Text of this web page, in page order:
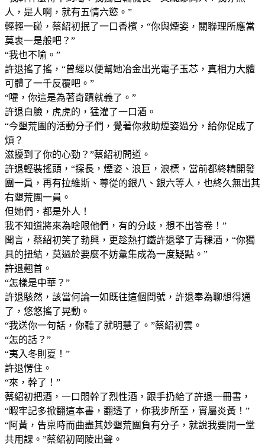
人，是人啊，就有五情六慾。”
輕輕一碰，蔡紹初抿了一口香檳，“你與煙姿，關聯理所應當
莫衷一是般吧？”
“我也不喻。”
許退搖了搖，“曾經以便幫她冶金出光電子玉芯，真相力大體
可體了一千反覆吧。”
“嚯，你這是為著奇蹟就義了。”
許退白臉，虎虎的，猛灌了一口酒。
“今墾荒團的活動分子們，覺著你救助煙姿過分，給你促成了
煩？
滋擾到了你的心勁？”蔡紹初問道。
許退輕裝搖頭，“探長，煙姿、浪巨，浪標，當前都終精開發
團一員，再有拉維斯、尊從的銀八、銀六等人，也終久無出其
右墾荒團一員。
但她們，都是外人！
我不知道將來為啥限他們，有的分歧，想不出答卷！”
聞言，蔡紹初笑了勃興，更趁熱打鐵許退擎了青稞酒，“你獨
具的扭結，莫過於要麼不妨彙集成為一度疑點。”
許退翹首。
“怎樣是中華？”
許退駭然，該當何論一如既往這個問號，許退奉為聊想得通
了，悠悠搖了晃動。
“我送你一句話，你聽了就明慧了。”蔡紹初雲。
“怎的話？”
“夷入冬則夏！”
許退愣住。
“來，幹了！”
蔡紹初把酒，一口悶幹了烈性酒，跟手扔給了許退一冊書，
“暇牢記多掀翻這本書，翻透了，你我步所至，實屬炎黃！”
“阿黃，告稟時而曲盡其妙墾荒團負有分子，就說我要開一堂
共用課。”蔡紹初岡陵出聲。